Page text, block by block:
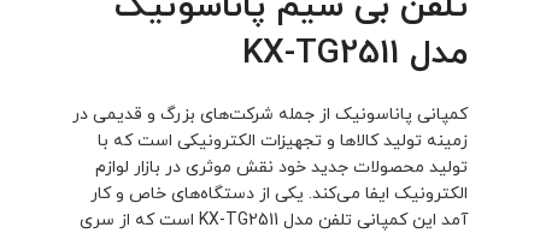
مدل KX-TG2511
کمپانی پاناسونیک از جمله شرکت‌های بزرگ و قدیمی در
زمینه تولید کالاها و تجهیزات الکترونیکی است که با
تولید ‏محصولات جدید خود نقش موثری در بازار لوازم
الکترونیک ایفا می‌کند. یکی از دستگاه‌های خاص و کار
آمد این کمپانی تلفن ‏مدل ‏KX-TG2511‎‏ است که از سری